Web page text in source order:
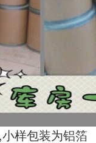
样包装为铝箔